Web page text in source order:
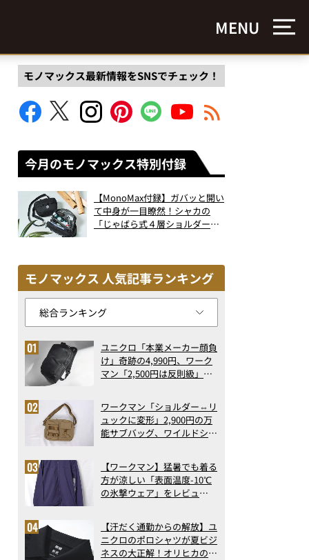
MENU
モノマックス最新情報をSNSでチェック！
今月のモノマックス特別付録
【MonoMax付録】ガバッと開い
て中身が一目瞭然！シャカの
「じゃばら式４層ショルダーバ
モノマックス 人気記事ランキング
ユニクロ「本業メーカー顔負
け」奇跡の4,990円、ワーク
マン「2,500円は反則級」凄
ト3】（2026年6月版）
ワークマン「ショルダー⇔リ
ュックに変形」2,900円の万
能サブバッグ、ワイルドシン
記事ランキングベスト3】
（2026年6月版）
【ワークマン】猛暑でも着る
方が涼しい「表面温度-10℃
の氷撃ウェア」をレビュ
【汗だく通勤からの解放】ユ
ニクロのポロシャツが夏ビジ
ネスの大正解！オリヒカの透